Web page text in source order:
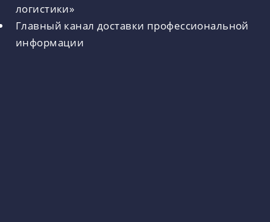
логистики»
Главный канал доставки профессиональной
информации